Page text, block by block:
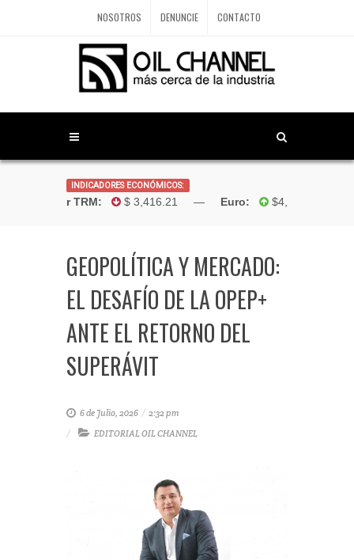
NOSOTROS DENUNCIE CONTACTO
INDICADORES ECONÓMICOS:
Dólar TRM: $ 3,416.21 —Euro: $4,181.96 —
GEOPOLÍTICA Y MERCADO:
EL DESAFÍO DE LA OPEP+
ANTE EL RETORNO DEL
SUPERÁVIT
6 de Julio, 2026 / 2:32 pm
EDITORIAL OIL CHANNEL